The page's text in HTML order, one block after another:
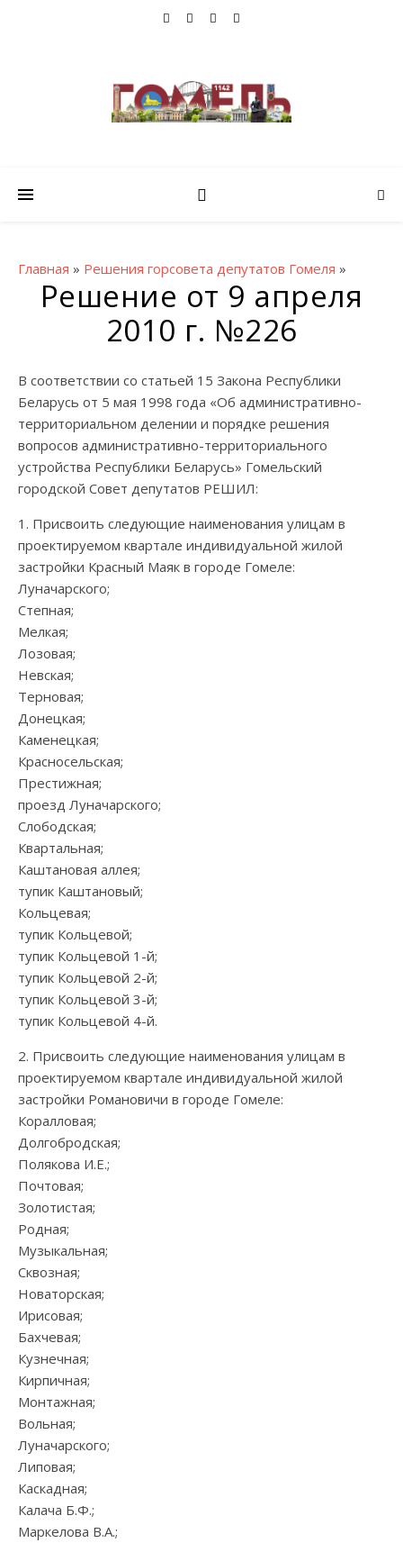
Главная » Решения горсовета депутатов Гомеля »
Решение от 9 апреля
2010 г. №226
В соответствии со статьей 15 Закона Республики
Беларусь от 5 мая 1998 года «Об административно-
территориальном делении и порядке решения
вопросов административно-территориального
устройства Республики Беларусь» Гомельский
городской Совет депутатов РЕШИЛ:
1. Присвоить следующие наименования улицам в
проектируемом квартале индивидуальной жилой
застройки Красный Маяк в городе Гомеле:
Луначарского;
Степная;
Мелкая;
Лозовая;
Невская;
Терновая;
Донецкая;
Каменецкая;
Красносельская;
Престижная;
проезд Луначарского;
Слободская;
Квартальная;
Каштановая аллея;
тупик Каштановый;
Кольцевая;
тупик Кольцевой;
тупик Кольцевой 1-й;
тупик Кольцевой 2-й;
тупик Кольцевой 3-й;
тупик Кольцевой 4-й.
2. Присвоить следующие наименования улицам в
проектируемом квартале индивидуальной жилой
застройки Романовичи в городе Гомеле:
Коралловая;
Долгобродская;
Полякова И.Е.;
Почтовая;
Золотистая;
Родная;
Музыкальная;
Сквозная;
Новаторская;
Ирисовая;
Бахчевая;
Кузнечная;
Кирпичная;
Монтажная;
Вольная;
Луначарского;
Липовая;
Каскадная;
Калача Б.Ф.;
Маркелова В.А.;